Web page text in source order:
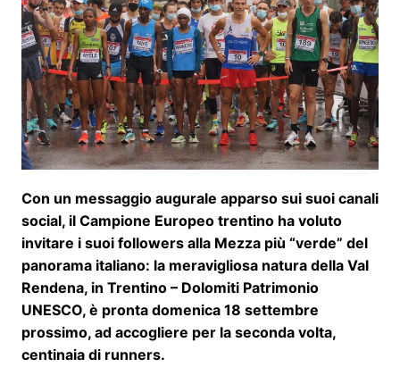
Con un messaggio augurale apparso sui suoi canali
social, il Campione Europeo trentino ha voluto
invitare i suoi followers alla Mezza più “verde” del
panorama italiano: la meravigliosa natura della Val
Rendena, in Trentino – Dolomiti Patrimonio
UNESCO, è pronta domenica 18 settembre
prossimo, ad accogliere per la seconda volta,
centinaia di runners.